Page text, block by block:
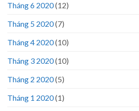
Tháng 6 2020(12)
Tháng 5 2020(7)
Tháng 4 2020(10)
Tháng 3 2020(10)
Tháng 2 2020(5)
Tháng 1 2020(1)